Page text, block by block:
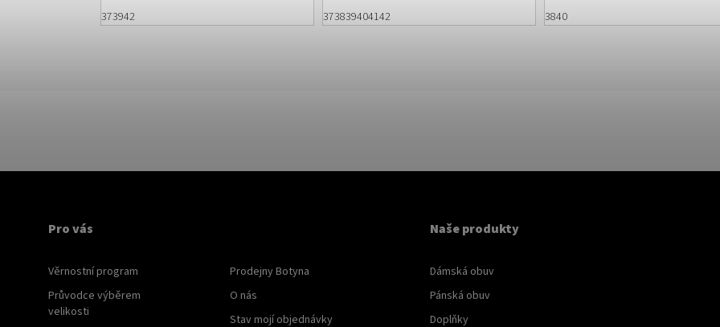
373942 373839404142 3840
Pro vás
Věrnostní program
Průvodce výběrem
velikosti
Prodejny Botyna
O nás
Stav mojí objednávky
Naše produkty
Dámská obuv
Pánská obuv
Doplňky